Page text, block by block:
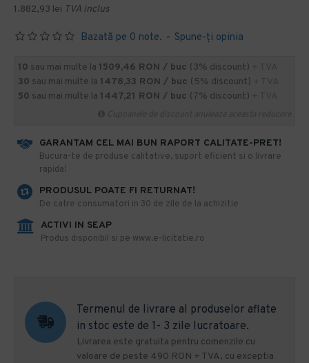
Bazată pe 0 note. - Spune-ţi opinia
1.882,93 lei TVA inclus
10 sau mai multe la 1509,46 RON / buc (3% discount)
30 sau mai multe la 1478,33 RON / buc (5% discount)
50 sau mai multe la 1447,21 RON / buc (7% discount)
GARANTAM CEL MAI BUN RAPORT CALITATE-PRET!
​Bucura-te de produse calitative, suport eficient si o livrare
rapida!
PRODUSUL POATE FI RETURNAT!
De catre consumatori in 30 de zile de la achizitie
ACTIVI IN SEAP
Produs disponibil si pe www.e-licitatie.ro
Termenul de livrare al produselor aflate
in stoc este de 1- 3 zile lucratoare.
Livrarea este gratuita pentru comenzile cu
valoare de peste 490 RON + TVA, cu exceptia